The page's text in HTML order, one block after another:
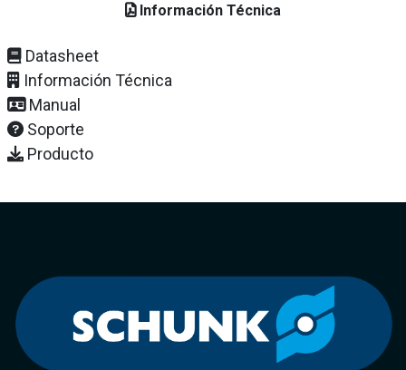
Información Técnica
Datasheet
Información Técnica
Manual
Soporte
Producto